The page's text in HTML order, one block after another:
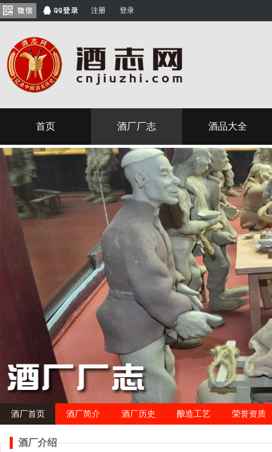
注册 登录
首页 酒厂厂志 酒品大全
酒厂首页 酒厂简介 酒厂历史 酿造工艺 荣誉资质
酒厂介绍